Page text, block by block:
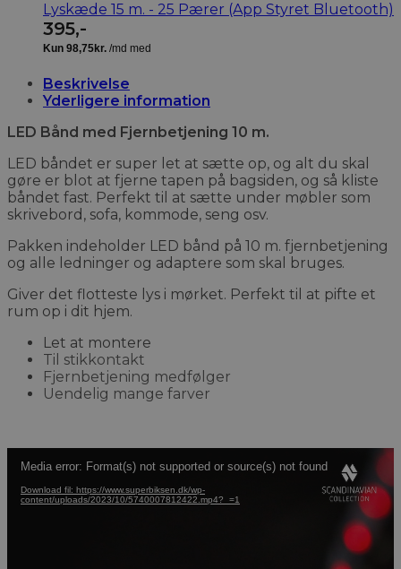
Lyskæde 15 m. - 25 Pærer (App Styret Bluetooth)
395,-
Beskrivelse
Yderligere information
LED Bånd med Fjernbetjening 10 m.
LED båndet er super let at sætte op, og alt du skal
gøre er blot at fjerne tapen på bagsiden, og så kliste
båndet fast. Perfekt til at sætte under møbler som
skrivebord, sofa, kommode, seng osv.
Pakken indeholder LED bånd på 10 m. fjernbetjening
og alle ledninger og adaptere som skal bruges.
Giver det flotteste lys i mørket. Perfekt til at pifte et
rum op i dit hjem.
Let at montere
Til stikkontakt
Fjernbetjening medfølger
Uendelig mange farver
Media error: Format(s) not supported or source(s) not found
Download fil: https://www.superbiksen.dk/wp-
content/uploads/2023/10/5740007812422.mp4?_=1